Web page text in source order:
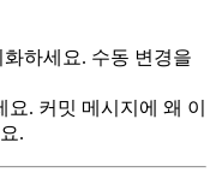
하세요. 수동 변경을
. 커밋 메시지에 왜 이
.